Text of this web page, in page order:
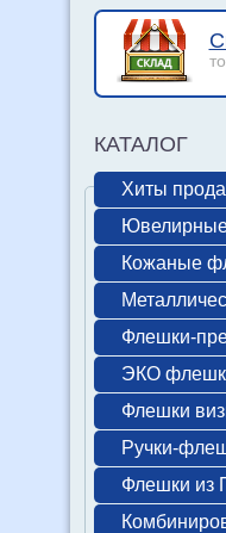
КАТАЛОГ
Хиты
Кожаные
Флешки-
ЭКО
Флешки
Ручки-
Флешки из